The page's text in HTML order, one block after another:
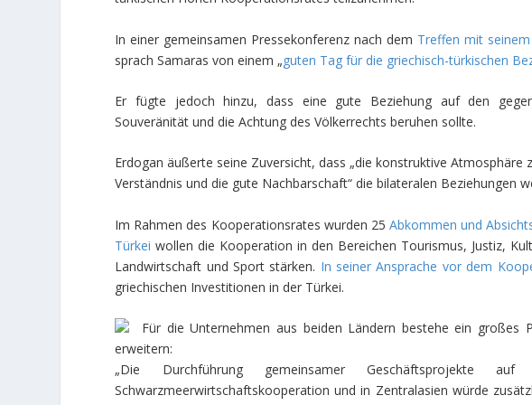
In einer gemeinsamen Pressekonferenz nach dem Treffen mit
sprach Samaras von einem „guten Tag für die griechisch-türkischen
Er fügte jedoch hinzu, dass eine gute Beziehung auf den
Souveränität und die Achtung des Völkerrechts beruhen sollte.
Erdogan äußerte seine Zuversicht, dass „die konstruktive Atmosphäre
Verständnis und die gute Nachbarschaft“ die bilateralen Beziehungen
Im Rahmen des Kooperationsrates wurden 25 Abkommen und
Türkeiwollen die Kooperation in den Bereichen Tourismus, Justiz,
Landwirtschaft und Sport stärken. In seiner Ansprache vor dem
griechischen Investitionen in der Türkei.
Für die Unternehmen aus beiden Ländern bestehe ein großes
erweitern:
„Die Durchführung gemeinsamer
Schwarzmeerwirtschaftskooperation und in Zentralasien würde